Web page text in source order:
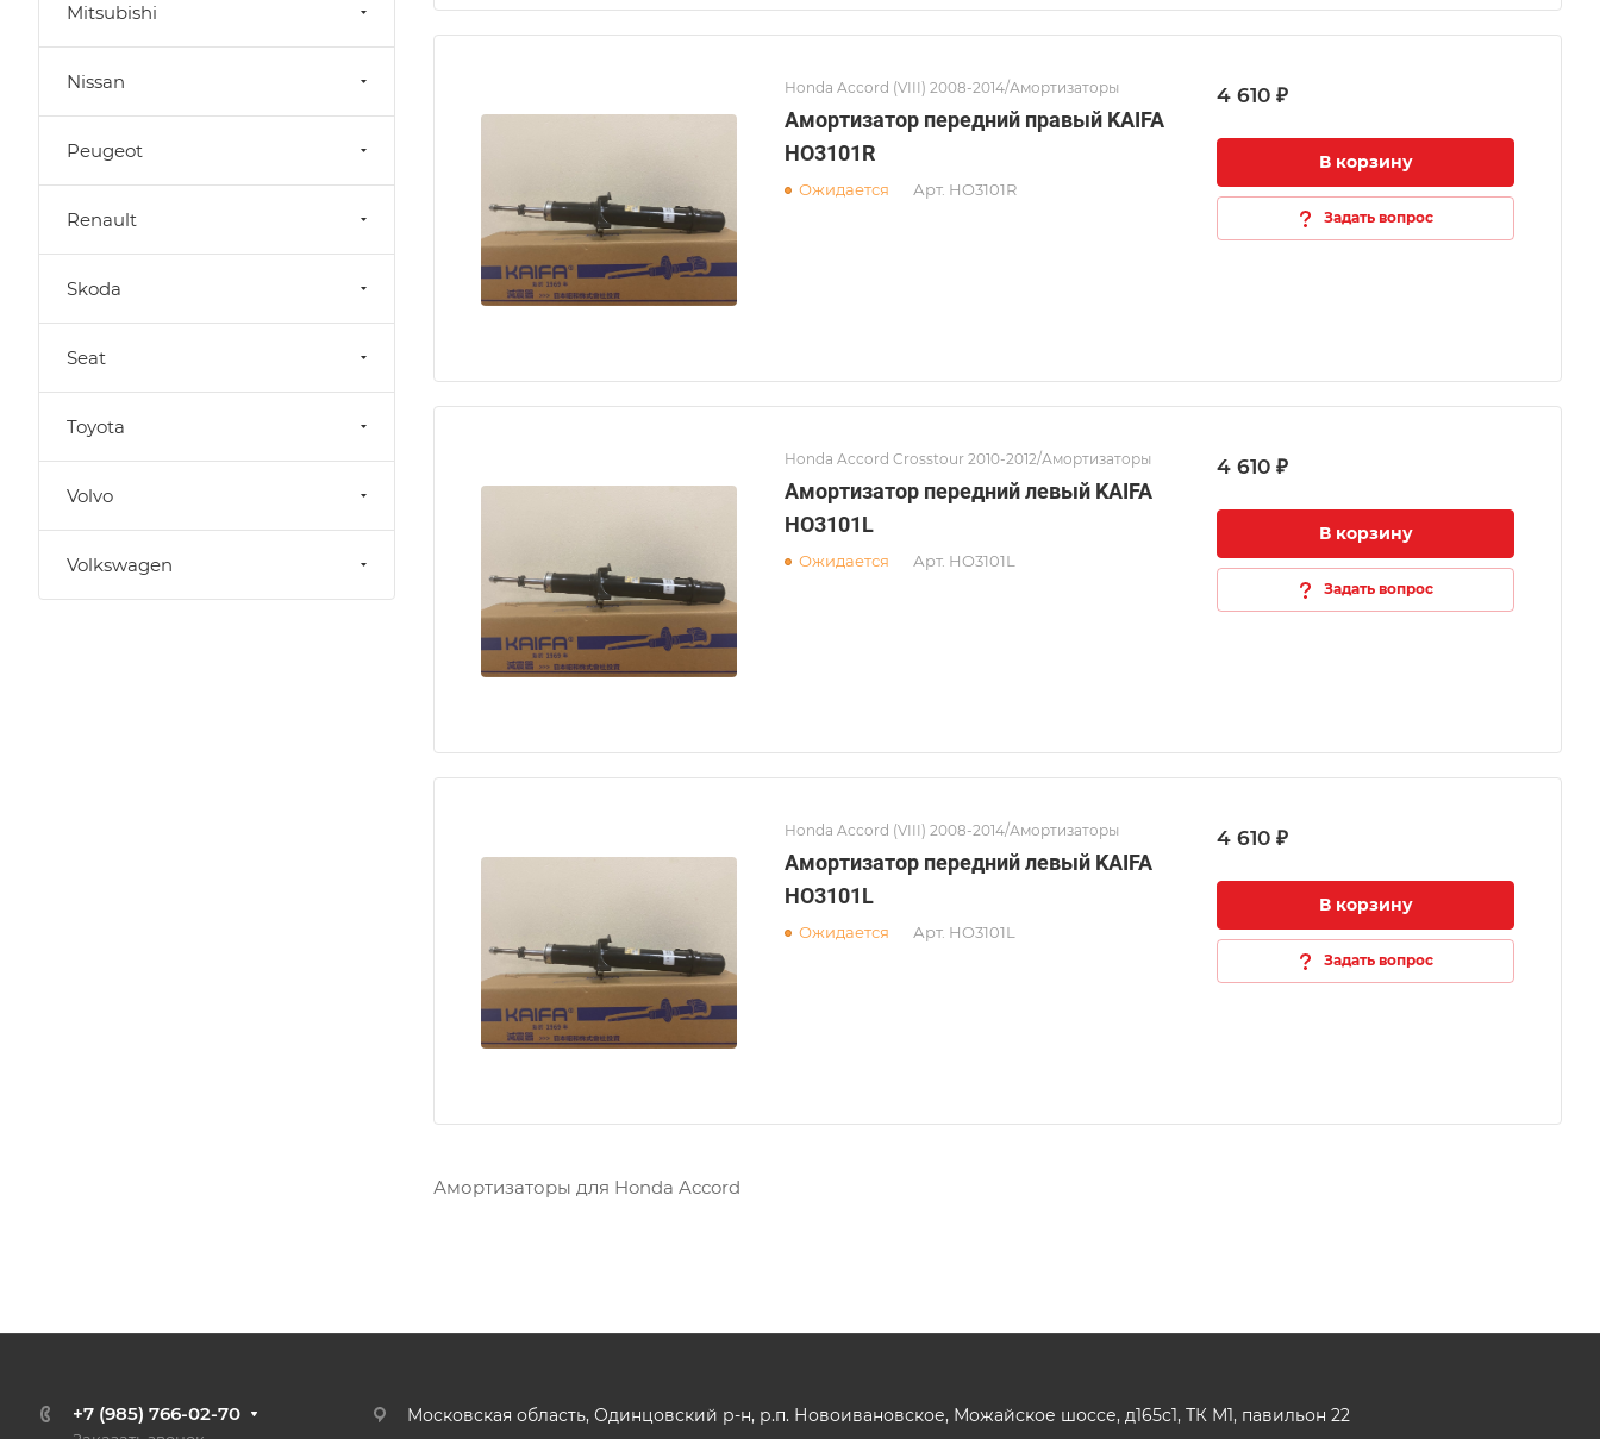
Honda Accord (VIII) 2008-2014/Амортизаторы
Амортизатор передний правый KAIFA
HO3101R
Ожидается Арт. HO3101R
4 610 ₽
В корзину
Задать вопрос
Honda Accord Crosstour 2010-2012/Амортизаторы
Амортизатор передний левый KAIFA
HO3101L
Ожидается Арт. HO3101L
4 610 ₽
В корзину
Задать вопрос
Honda Accord (VIII) 2008-2014/Амортизаторы
Амортизатор передний левый KAIFA
HO3101L
Ожидается Арт. HO3101L
4 610 ₽
В корзину
Задать вопрос
Амортизаторы для Honda Accord
Mitsubishi
Nissan
Peugeot
Renault
Skoda
Seat
Toyota
Volvo
Volkswagen
+7 (985) 766-02-70 Московская область, Одинцовский р-н, р.п. Новоивановское, Можайское шоссе, д165с1, ТК М1, павильон 22